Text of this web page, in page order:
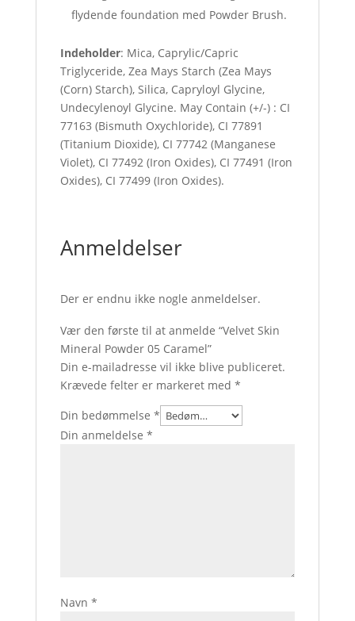
flydende foundation med Powder Brush.
Indeholder: Mica, Caprylic/Capric
Triglyceride, Zea Mays Starch (Zea Mays
(Corn) Starch), Silica, Capryloyl Glycine,
Undecylenoyl Glycine. May Contain (+/-) : CI
77163 (Bismuth Oxychloride), CI 77891
(Titanium Dioxide), CI 77742 (Manganese
Violet), CI 77492 (Iron Oxides), CI 77491 (Iron
Oxides), CI 77499 (Iron Oxides).
Anmeldelser
Der er endnu ikke nogle anmeldelser.
Vær den første til at anmelde “Velvet Skin
Mineral Powder 05 Caramel”
Din e-mailadresse vil ikke blive publiceret.
Krævede felter er markeret med *
Din bedømmelse *
Din anmeldelse *
Navn *